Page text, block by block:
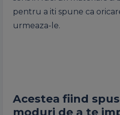
pentru a iti spune ca
urmeaza-le.
Acestea fiind
moduri de a te